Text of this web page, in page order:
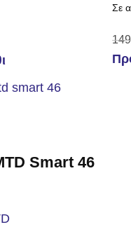
Σε
Smart 46